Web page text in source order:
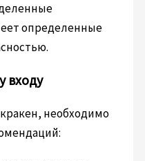
определенные
входу
необходимо